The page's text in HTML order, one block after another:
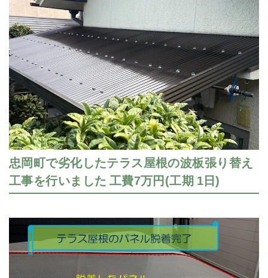
忠岡町で劣化したテラス屋根の波板張り替え
工事を行いました 工費7万円(工期 1日)